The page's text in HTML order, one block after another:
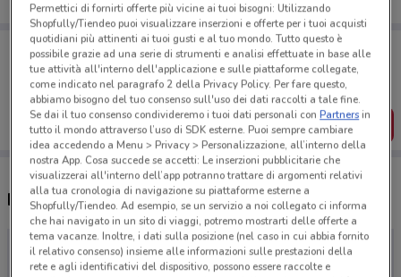
Porta DoveConviene sempre con te!
Puoi trovare le migliori offerte dei negozi vicino a te,
salvarle e creare la tua lista del risparmio, comodamente
dal tuo cellulare.
SCARICA L’APP
Negozi Idea bellezza a Rovereto
Permettici di fornirti offerte più vicine ai tuoi bisogni: Utilizzando
Shopfully/Tiendeo puoi visualizzare inserzioni e offerte per i tuoi acquisti
quotidiani più attinenti ai tuoi gusti e al tuo mondo. Tutto questo è
possibile grazie ad una serie di strumenti e analisi effettuate in base alle
tue attività all'interno dell'applicazione e sulle piattaforme collegate,
come indicato nel paragrafo 2 della Privacy Policy. Per fare questo,
abbiamo bisogno del tuo consenso sull'uso dei dati raccolti a tale fine.
Se dai il tuo consenso condivideremo i tuoi dati personali conPartnersin
tutto il mondo attraverso l’uso di SDK esterne. Puoi sempre cambiare
idea accedendo a Menu > Privacy > Personalizzazione, all’interno della
nostra App. Cosa succede se accetti: Le inserzioni pubblicitarie che
visualizzerai all'interno dell’app potranno trattare di argomenti relativi
alla tua cronologia di navigazione su piattaforme esterne a
Shopfully/Tiendeo. Ad esempio, se un servizio a noi collegato ci informa
che hai navigato in un sito di viaggi, potremo mostrarti delle offerte a
tema vacanze. Inoltre, i dati sulla posizione (nel caso in cui abbia fornito
il relativo consenso) insieme alle informazioni sulle prestazioni della
rete e agli identificativi del dispositivo, possono essere raccolte e